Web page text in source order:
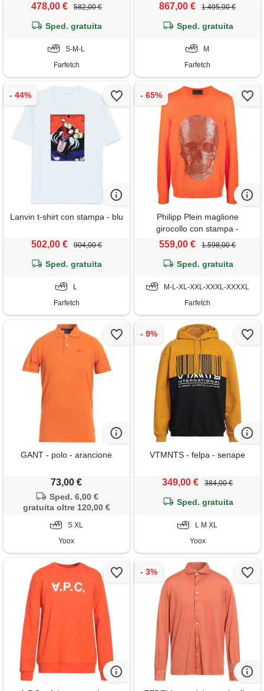
478,00 € 582,00 €
Sped. gratuita
S-M-L
Farfetch
867,00 € 1.495,00 €
Sped. gratuita
M
Farfetch
Lanvin t-shirt con stampa - blu
502,00 € 904,00 €
Sped. gratuita
L
Farfetch
Philipp Plein maglione
girocollo con stampa -
arancione
559,00 € 1.598,00 €
Sped. gratuita
M-L-XL-XXL-XXXL-XXXXL
Farfetch
GANT - polo - arancione
73,00 €
Sped. 6,00 €
gratuita oltre 120,00 €
S XL
Yoox
VTMNTS - felpa - senape
349,00 € 384,00 €
Sped. gratuita
L M XL
Yoox